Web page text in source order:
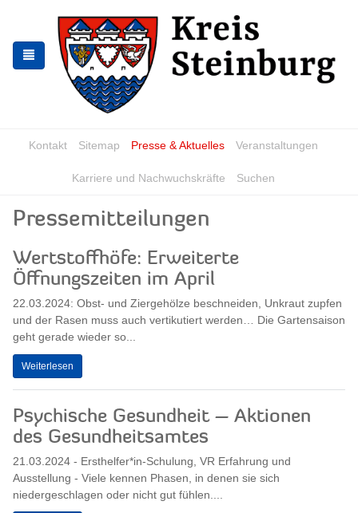
springen
springen
Kontakt Sitemap Presse & Aktuelles Veranstaltungen
Karriere und Nachwuchskräfte Suchen
Pressemitteilungen
Wertstoffhöfe: Erweiterte
Öffnungszeiten im April
22.03.2024: Obst- und Ziergehölze beschneiden, Unkraut zupfen
und der Rasen muss auch vertikutiert werden… Die Gartensaison
geht gerade wieder so...
Weiterlesen
Psychische Gesundheit – Aktionen
des Gesundheitsamtes
21.03.2024 - Ersthelfer*in-Schulung, VR Erfahrung und
Ausstellung - Viele kennen Phasen, in denen sie sich
niedergeschlagen oder nicht gut fühlen....